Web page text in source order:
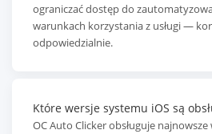
ograniczać dostęp do
warunkach korzystania z usługi —
odpowiedzialnie.
Które wersje systemu iOS są
OC Auto Clicker obsługuje